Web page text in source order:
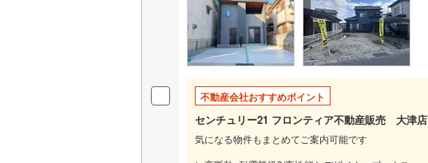
不動産会社おすすめポイント
センチュリー21 フロンティア不動産販売 大津店
気になる物件もまとめてご案内可能です